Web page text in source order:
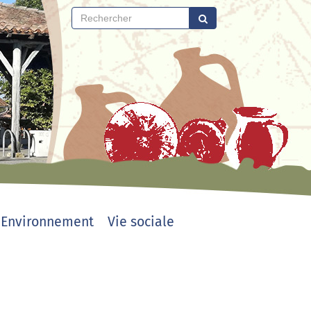
Environnement Vie sociale